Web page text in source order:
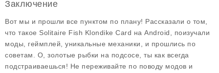
Заключение
Вот мы и прошли все пунктом по плану! Рассказали о том,
что такое Solitaire Fish Klondike Card на Android, поизучали
моды, геймплей, уникальные механики, и прошлись по
советам. О, золотые рыбки на подсосе, ты как всегда
подстраиваешься! Не переживайте по поводу модов и